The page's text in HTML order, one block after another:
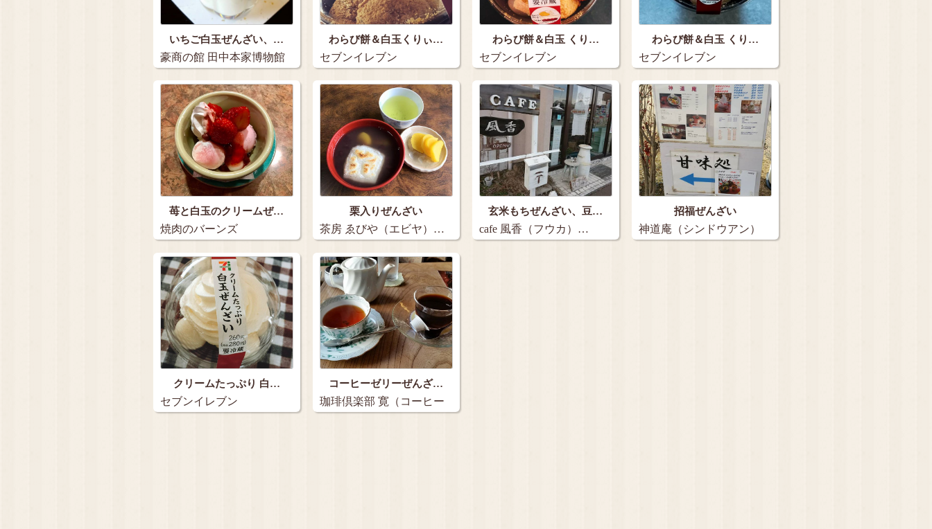
いちご白玉ぜんざい、…
豪商の館 田中本家博物館
お休み処 龍潜…
わらび餅＆白玉くりぃ…
セブンイレブン
わらび餅＆白玉 くり…
セブンイレブン
わらび餅＆白玉 くり…
セブンイレブン
苺と白玉のクリームぜ…
焼肉のバーンズ
栗入りぜんざい
茶房 ゑびや（エビヤ）…
玄米もちぜんざい、豆…
cafe 風香（フウカ）…
招福ぜんざい
神道庵（シンドウアン）
クリームたっぷり 白…
セブンイレブン
コーヒーゼリーぜんざ…
珈琲倶楽部 寛（コーヒー